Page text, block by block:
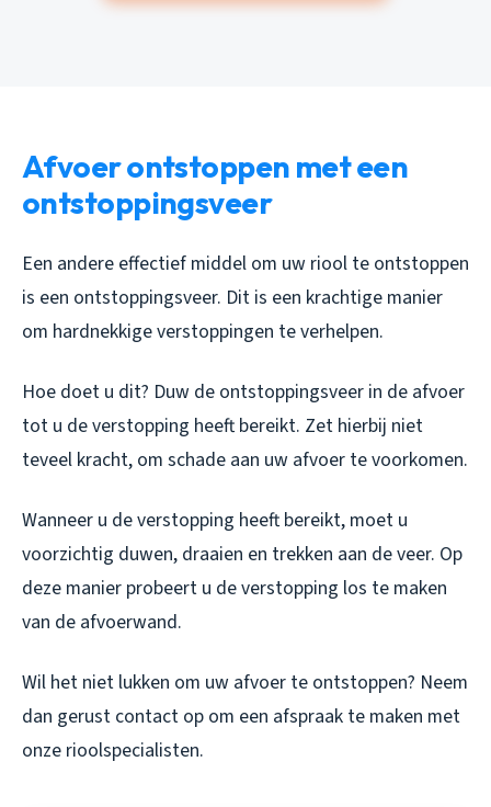
Afvoer ontstoppen met een
ontstoppingsveer
Een andere effectief middel om uw riool te ontstoppen
is een ontstoppingsveer. Dit is een krachtige manier
om hardnekkige verstoppingen te verhelpen.
Hoe doet u dit? Duw de ontstoppingsveer in de afvoer
tot u de verstopping heeft bereikt. Zet hierbij niet
teveel kracht, om schade aan uw afvoer te voorkomen.
Wanneer u de verstopping heeft bereikt, moet u
voorzichtig duwen, draaien en trekken aan de veer. Op
deze manier probeert u de verstopping los te maken
van de afvoerwand.
Wil het niet lukken om uw afvoer te ontstoppen? Neem
dan gerust contact op om een afspraak te maken met
onze rioolspecialisten.